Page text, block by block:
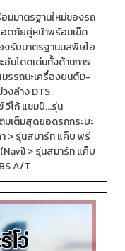
มมาตรฐานใหม่ของรถ
ดภัยคู่หน้าพร้อมเข็ด
รับมาตรฐานมลพิษไอ
นโดดเด่นทั้งด้านการ
รรถนะเครื่องยนต์D-
งล่าง DTS
วีโก้ แชมป์...รุ่น
มเต็มสุดยอดรถกระบะ
> รุ่นสมาร์ท แค็บ พรี
> รุ่นสมาร์ท แค็บ
A/T